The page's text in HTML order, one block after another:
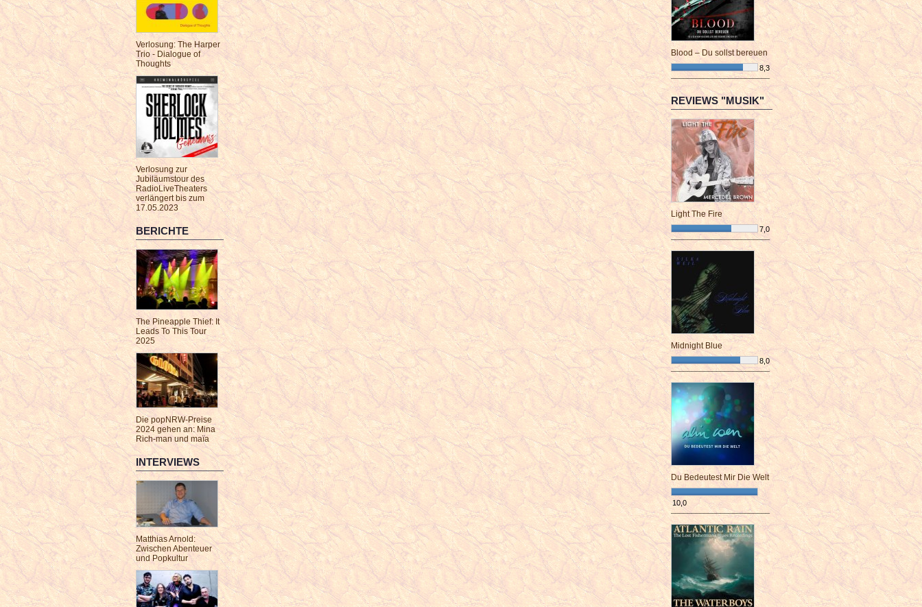
Verlosung: The Harper
Trio - Dialogue of
Thoughts
Verlosung zur
Jubiläumstour des
RadioLiveTheaters
verlängert bis zum
17.05.2023
BERICHTE
The Pineapple Thief: It
Leads To This Tour
2025
Die popNRW-Preise
2024 gehen an: Mina
Rich-man und maïa
INTERVIEWS
Matthias Arnold:
Zwischen Abenteuer
und Popkultur
Blood – Du sollst bereuen
8,3
¯¯¯¯¯¯¯¯¯¯¯¯¯¯¯¯¯¯¯¯¯¯¯¯
REVIEWS "MUSIK"
Light The Fire
7,0
¯¯¯¯¯¯¯¯¯¯¯¯¯¯¯¯¯¯¯¯¯¯¯¯
Midnight Blue
8,0
¯¯¯¯¯¯¯¯¯¯¯¯¯¯¯¯¯¯¯¯¯¯¯¯
Du Bedeutest Mir Die Welt
10,0
¯¯¯¯¯¯¯¯¯¯¯¯¯¯¯¯¯¯¯¯¯¯¯¯